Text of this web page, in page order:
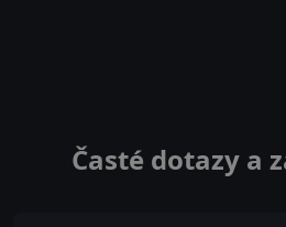
Časté dotazy a